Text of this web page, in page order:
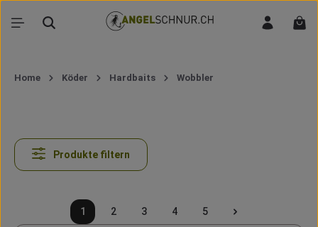
Zum Hauptinhalt springen
Home Köder Hardbaits Wobbler
Produkte filtern
Seite
1
Seite
2
Seite
3
Seite
4
Seite
5